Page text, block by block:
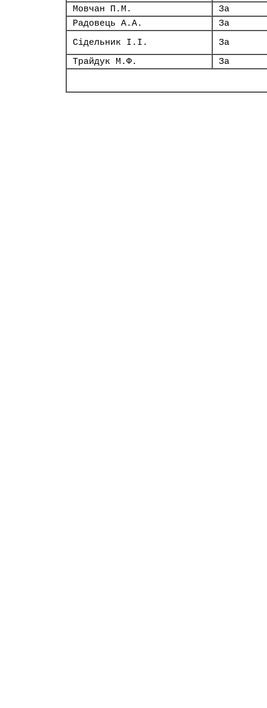
Мовчан П.М.
За
Радовець А.А.
За
Сідельник І.І.
За
Трайдук М.Ф.
За